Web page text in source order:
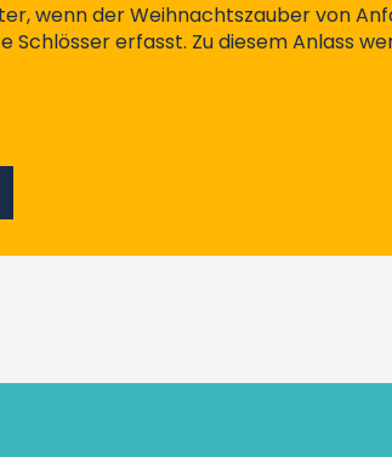
wenn der Weihnachtszauber von
erfasst. Zu diesem Anlass